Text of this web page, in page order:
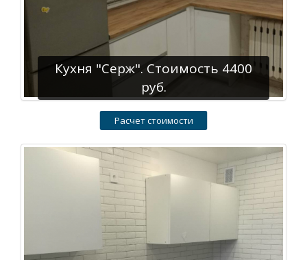
Кухня "Серж". Стоимость 4400
руб.
Расчет стоимости